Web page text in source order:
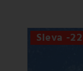
Sleva -